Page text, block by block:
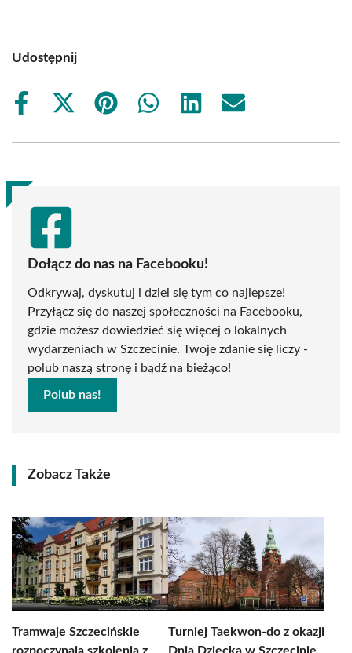
Udostępnij
Share
Share
(Twitter)
Share
Share
Share
Share
Dołącz do nas na Facebooku!
Odkrywaj, dyskutuj i dziel się tym co najlepsze!
Przyłącz się do naszej społeczności na Facebooku,
gdzie możesz dowiedzieć się więcej o lokalnych
wydarzeniach w Szczecinie. Twoje zdanie się liczy -
polub naszą stronę i bądź na bieżąco!
Polub nas!
Zobacz Także
Tramwaje Szczecińskie
Turniej Taekwon-do z okazji